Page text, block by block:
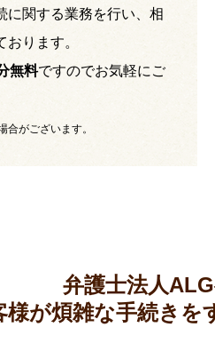
に関する業務を行い、相
ります。
無料ですのでお気軽にご
がございます。
弁護士法人
様が煩雑な手続きを